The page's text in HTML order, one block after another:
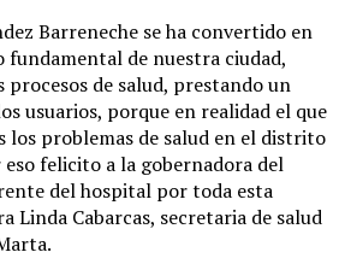
Barreneche se ha convertido en
fundamental de nuestra ciudad,
procesos de salud, prestando un
usuarios, porque en realidad el que
los problemas de salud en el distrito
felicito a la gobernadora del
del hospital por toda esta
Linda Cabarcas, secretaria de salud